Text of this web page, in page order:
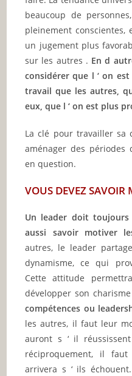
beaucoup de
pleinement
un jugement plus
sur les autres . En d
considérer que l ‘ on
travail que les autres,
eux, que l ‘ on est plus
La clé pour travailler sa
aménager des périodes
en question.
VOUS DEVEZ SAVOIR
Un leader doit
aussi savoir motiver
autres, le leader
dynamisme, ce qui
Cette attitude
développer son
compétences ou
les autres, il faut leur
auront s ‘ il
réciproquement, il
arrivera s ‘ ils